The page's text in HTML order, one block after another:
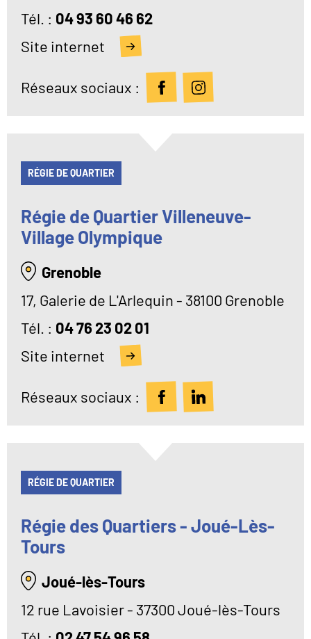
Tél
04 93 60 46 62
Site internet
Réseaux sociaux :
RÉGIE DE QUARTIER
Régie de Quartier Villeneuve-
Village Olympique
Grenoble
17, Galerie de L'Arlequin - 38100 Grenoble
Tél
04 76 23 02 01
Site internet
Réseaux sociaux :
RÉGIE DE QUARTIER
Régie des Quartiers - Joué-Lès-
Tours
Joué-lès-Tours
12 rue Lavoisier - 37300 Joué-lès-Tours